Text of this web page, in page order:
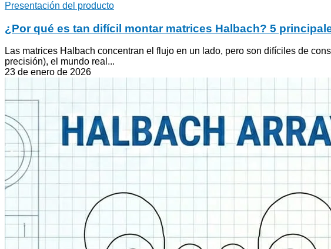
Presentación del producto
¿Por qué es tan difícil montar matrices Halbach? 5
Las matrices Halbach concentran el flujo en un lado, pero son difíciles de
precisión), el mundo real...
23 de enero de 2026